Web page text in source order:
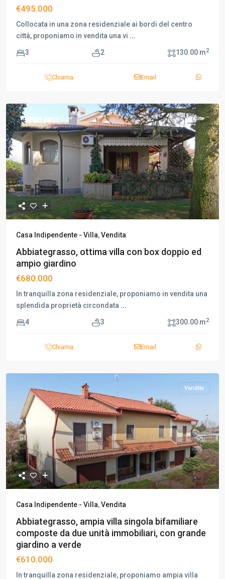
€495.000
Collocata in una zona residenziale ai bordi del centro
città, proponiamo in vendita una vi ...
3 2 130.00 m2
Chiama Email
In primo piano Vendita
Casa Indipendente - Villa,Vendita
Abbiategrasso, ottima villa con box doppio ed
ampio giardino
€680.000
In tranquilla zona residenziale, proponiamo in vendita una
splendida proprietà circondata ...
4 3 300.00 m2
Chiama Email
Vendita
Casa Indipendente - Villa,Vendita
Abbiategrasso, ampia villa singola bifamiliare
composte da due unità immobiliari, con grande
giardino a verde
€610.000
In tranquilla zona residenziale, proponiamo ampia villa